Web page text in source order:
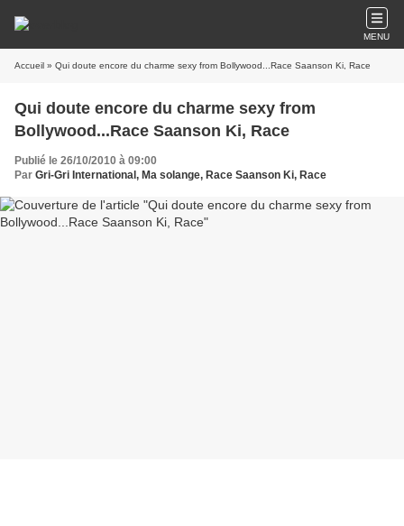
MENU
Accueil » Qui doute encore du charme sexy from Bollywood...Race Saanson Ki, Race
Qui doute encore du charme sexy from
Bollywood...Race Saanson Ki, Race
Publié le 26/10/2010 à 09:00
Par Gri-Gri International, Ma solange, Race Saanson Ki, Race